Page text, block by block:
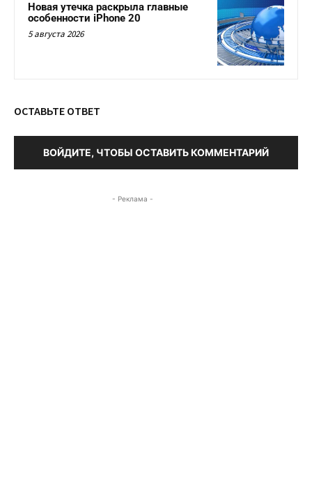
Новая утечка раскрыла главные
особенности iPhone 20
5 августа 2026
ОСТАВЬТЕ ОТВЕТ
ВОЙДИТЕ, ЧТОБЫ ОСТАВИТЬ КОММЕНТАРИЙ
- Реклама -